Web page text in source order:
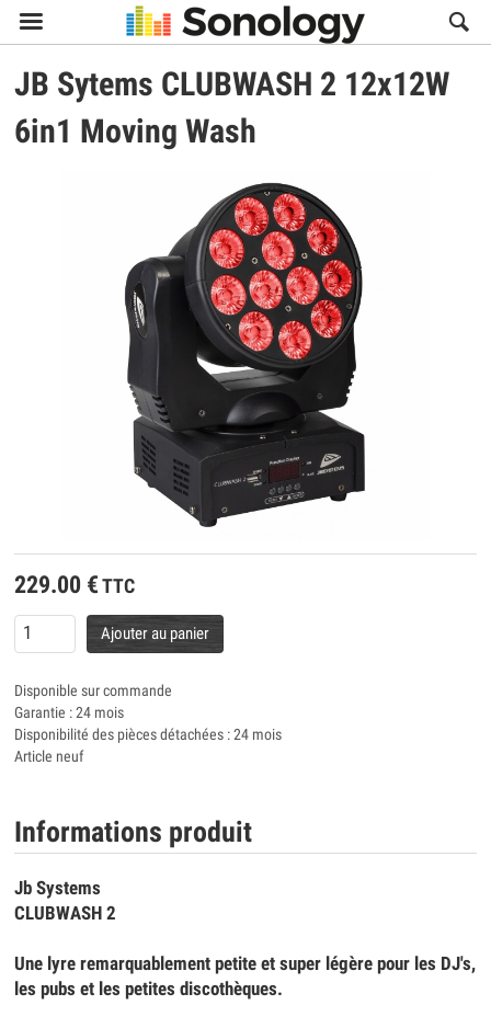

JB Sytems CLUBWASH 2 12x12W
6in1 Moving Wash
229.00 € TTC
Ajouter au panier
Disponible sur commande
Garantie : 24 mois
Disponibilité des pièces détachées : 24 mois
Article neuf
Informations produit
Jb Systems
CLUBWASH 2
Une lyre remarquablement petite et super légère pour les DJ's,
les pubs et les petites discothèques.